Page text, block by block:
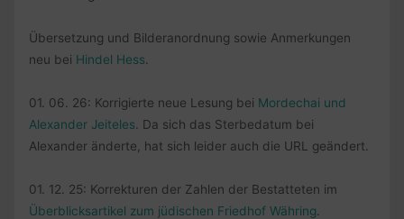
Übersetzung und Bilderanordnung sowie Anmerkungen
neu bei Hindel Hess
01. 06. 26: Korrigierte neue Lesung bei Mordechai und
Alexander Jeiteles . Da sich das Sterbedatum bei
Alexander änderte, hat sich leider auch die URL geändert.
01. 12. 25: Korrekturen der Zahlen der Bestatteten im
Überblicksartikel zum jüdischen Friedhof Währing